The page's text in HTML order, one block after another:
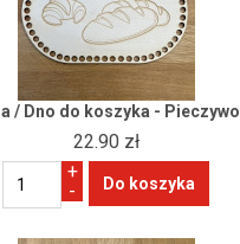
/ Dno do koszyka - Pieczywo
22.90 zł
+
-